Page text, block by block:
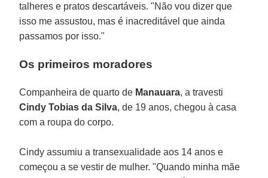
talheres e pratos descartáveis. "Não vou dizer que
isso me assustou, mas é inacreditável que ainda
passamos por isso."
Os primeiros moradores
Companheira de quarto de Manauara, a travesti
Cindy Tobias da Silva, de 19 anos, chegou à casa
com a roupa do corpo.
Cindy assumiu a transexualidade aos 14 anos e
começou a se vestir de mulher. "Quando minha mãe